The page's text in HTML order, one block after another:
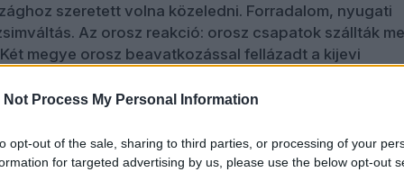
Not Process My Personal Information
opt-out of the sale, sharing to third parties, or processing of your
for targeted advertising by us, please use the below opt-out
szeretett volna közeledni. Forradalom, nyugati
Az orosz reakció: orosz csapatok szállták
megye orosz beavatkozással fellázadt a kijevi
es és a 2015-ös minszki megállapodás, amelyeknek
felfegyverzésére . 2014-ben Barack Obama, az Amerikai